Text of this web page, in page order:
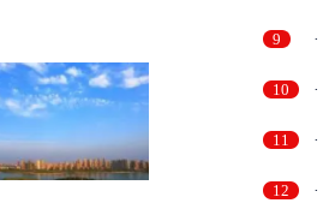
9
10
11
12